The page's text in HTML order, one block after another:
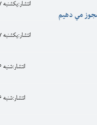
انتشار:يکشنبه 17 آذر 1387-0:0
انتشار:يکشنبه 17 آذر 1387-0:0
انتشار:شنبه 16 آذر 1387-0:0
انتشار:شنبه 16 آذر 1387-0:0